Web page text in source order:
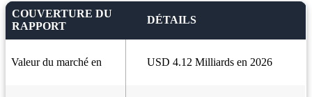
COUVERTURE DU
RAPPORT
DÉTAILS
Valeur du marché en USD 4.12 Milliards en 2026